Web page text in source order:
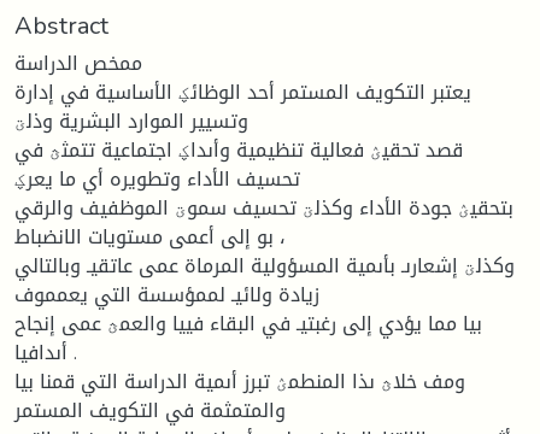
Abstract
ممخص الدراسة
يعتبر التكويف المستمر أحد الوظائؼ الأساسية في إدارة
وتسيير الموارد البشرية وذلؾ
قصد تحقيؽ فعالية تنظيمية وأىداؼ اجتماعية تتمثؿ في
تحسيف الأداء وتطويره أي ما يعرؼ
بتحقيؽ جودة الأداء وكذلؾ تحسيف سموؾ الموظفيف والرقي
بو إلى أعمى مستويات الانضباط ،
وكذلؾ إشعارىـ بأىمية المسؤولية المرماة عمى عاتقيـ وبالتالي
زيادة ولائيـ لممؤسسة التي يعمموف
بيا مما يؤدي إلى رغبتيـ في البقاء فييا والعمؿ عمى إنجاح
أىدافيا .
ومف خلاؿ ىذا المنطمؽ تبرز أىمية الدراسة التي قمنا بيا
والمتمثمة في التكويف المستمر